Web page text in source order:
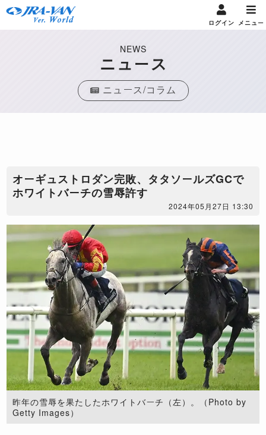
ログイン メニュー
NEWS
ニュース
ニュース/コラム
​オーギュストロダン完敗、タタソールズGCで
ホワイトバーチの雪辱許す
2024年05月27日 13:30
昨年の雪辱を果たしたホワイトバーチ（左）。（Photo by
Getty Images）